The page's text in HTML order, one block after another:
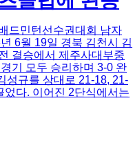
드민턴선수권대회 남자
6월 19일 경북 김천시 김
결승에서 제주사대부중
기 모두 승리하며 3-0 완
성규를 상대로 21-18, 21-
었다. 이어진 2단식에서는